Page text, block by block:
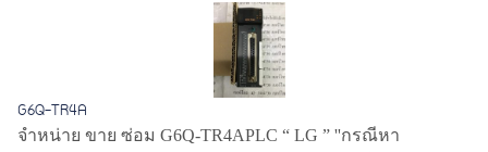
G6Q-TR4A
จำหน่าย ขาย ซ่อม G6Q-TR4APLC “ LG ” ''กรณีหา